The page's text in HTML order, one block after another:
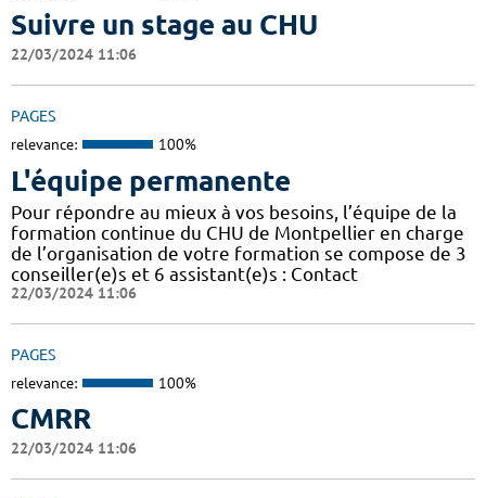
Suivre un stage au CHU
22/03/2024 11:06
PAGES
relevance: 100%
L'équipe permanente
Pour répondre au mieux à vos besoins, l’équipe de la
formation continue du CHU de Montpellier en charge
de l’organisation de votre formation se compose de 3
conseiller(e)s et 6 assistant(e)s : Contact
22/03/2024 11:06
PAGES
relevance: 100%
CMRR
22/03/2024 11:06